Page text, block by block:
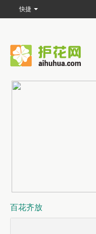
百花齐放
快捷